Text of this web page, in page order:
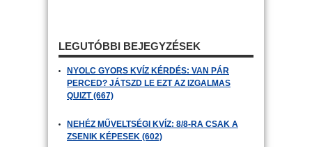
LEGUTÓBBI BEJEGYZÉSEK
NYOLC GYORS KVÍZ KÉRDÉS: VAN PÁR
PERCED? JÁTSZD LE EZT AZ IZGALMAS
QUIZT (667)
NEHÉZ MŰVELTSÉGI KVÍZ: 8/8-RA CSAK A
ZSENIK KÉPESEK (602)